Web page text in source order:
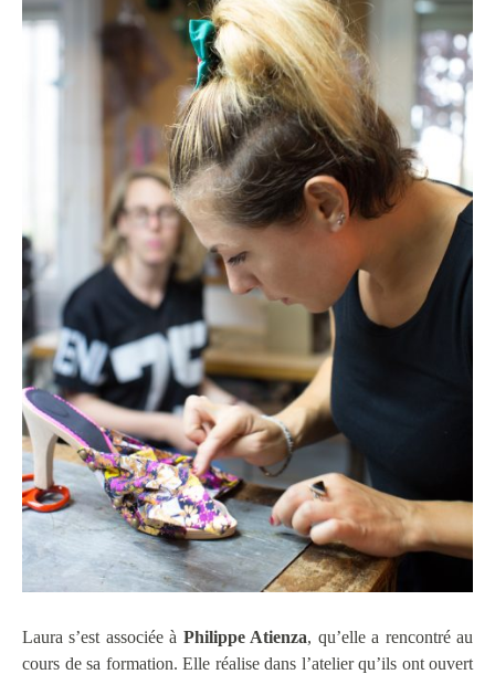
Laura s’est associée à Philippe Atienza, qu’elle a rencontré au
cours de sa formation. Elle réalise dans l’atelier qu’ils ont ouvert